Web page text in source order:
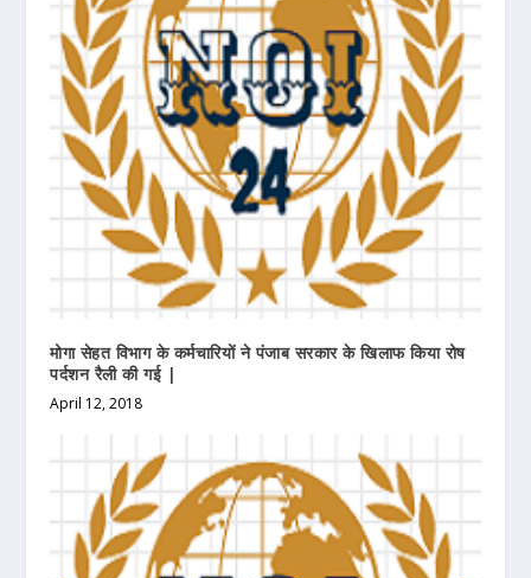
मोगा सेहत विभाग के कर्मचारियों ने पंजाब सरकार के खिलाफ किया रोष
पर्दशन रैली की गई |
April 12, 2018